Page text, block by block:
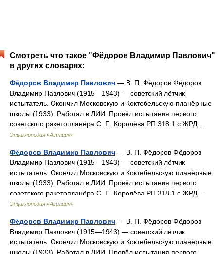
Смотреть что такое "Фёдоров Владимир Павлович"
в других словарях:
Фёдоров Владимир Павлович — В. П. Фёдоров Фёдоров
Владимир Павлович (1915—1943) — советский лётчик
испытатель. Окончил Московскую и Коктебельскую планёрные
школы (1933). Работал в ЛИИ. Провёл испытания первого
советского ракетопланёра С. П. Королёва РП 318 1 с ЖРД …
Энциклопедия «Авиация»
Фёдоров Владимир Павлович — В. П. Фёдоров Фёдоров
Владимир Павлович (1915—1943) — советский лётчик
испытатель. Окончил Московскую и Коктебельскую планёрные
школы (1933). Работал в ЛИИ. Провёл испытания первого
советского ракетопланёра С. П. Королёва РП 318 1 с ЖРД …
Энциклопедия «Авиация»
Фёдоров Владимир Павлович — В. П. Фёдоров Фёдоров
Владимир Павлович (1915—1943) — советский лётчик
испытатель. Окончил Московскую и Коктебельскую планёрные
школы (1933). Работал в ЛИИ. Провёл испытания первого